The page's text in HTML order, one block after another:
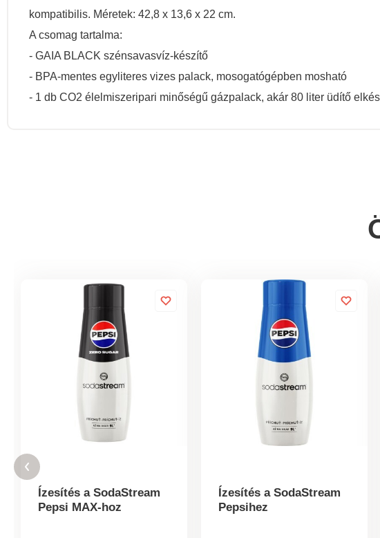
kompatibilis. Méretek: 42,8 x 13,6 x 22 cm.
A csomag tartalma:
- GAIA BLACK szénsavasvíz-készítő
- BPA-mentes egyliteres vizes palack, mosogatógépben mosható
- 1 db CO2 élelmiszeripari minőségű gázpalack, akár 80 liter üdítő
Ízesítés a SodaStream
Pepsi MAX-hoz
Ízesítés a SodaStream
Pepsihez